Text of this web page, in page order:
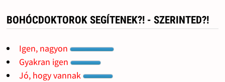
BOHÓCDOKTOROK SEGÍTENEK?! - SZERINTED?!
Igen, nagyon
Gyakran igen
Jó, hogy vannak